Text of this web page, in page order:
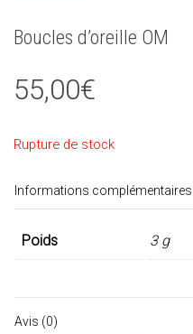
Boucles d’oreille OM
55,00€
Rupture de stock
Informations complémentaires
Poids 3 g
Avis (0)